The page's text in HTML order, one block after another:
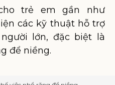
trẻ em gần như
các kỹ thuật hỗ trợ
lớn, đặc biệt là
để niềng.